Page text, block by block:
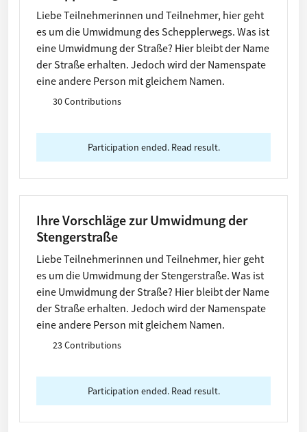
Liebe Teilnehmerinnen und Teilnehmer, hier geht
es um die Umwidmung des Schepplerwegs. Was ist
eine Umwidmung der Straße? Hier bleibt der Name
der Straße erhalten. Jedoch wird der Namenspate
eine andere Person mit gleichem Namen.
30 Contributions
Participation ended. Read result.
Ihre Vorschläge zur Umwidmung der
Stengerstraße
Liebe Teilnehmerinnen und Teilnehmer, hier geht
es um die Umwidmung der Stengerstraße. Was ist
eine Umwidmung der Straße? Hier bleibt der Name
der Straße erhalten. Jedoch wird der Namenspate
eine andere Person mit gleichem Namen.
23 Contributions
Participation ended. Read result.